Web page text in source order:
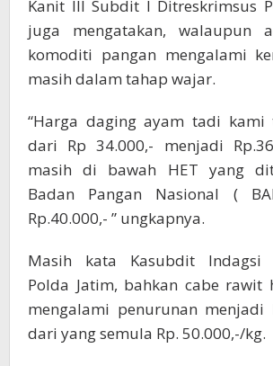
Kanit III Subdit I Ditreskrimsus
juga mengatakan, walaupun
komoditi pangan mengalami
masih dalam tahap wajar.
“Harga daging ayam tadi kami
dari Rp 34.000,- menjadi
masih di bawah HET yang
Badan Pangan Nasional (
Rp.40.000,- ” ungkapnya.
Masih kata Kasubdit Indagsi
Polda Jatim, bahkan cabe rawit
mengalami penurunan menjadi
dari yang semula Rp. 50.000,-/kg.